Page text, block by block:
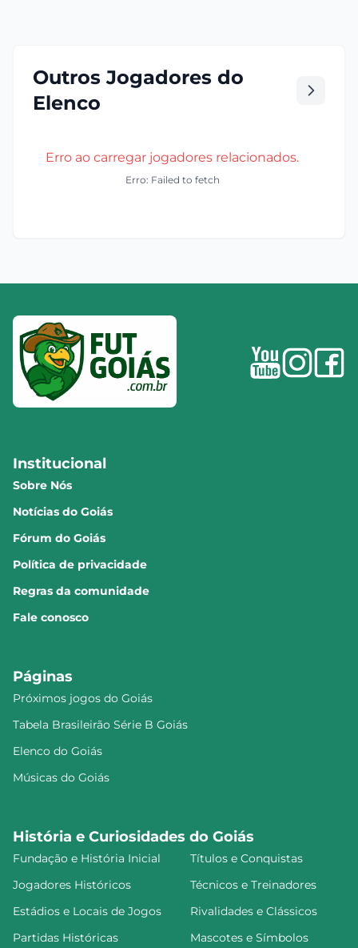
Outros Jogadores do
Elenco
Erro ao carregar jogadores relacionados.
Erro: Failed to fetch
Institucional
Sobre Nós
Notícias do Goiás
Fórum do Goiás
Política de privacidade
Regras da comunidade
Fale conosco
Páginas
Próximos jogos do Goiás
Tabela Brasileirão Série B Goiás
Elenco do Goiás
Músicas do Goiás
História e Curiosidades do Goiás
Fundação e História Inicial
Títulos e Conquistas
Jogadores Históricos
Técnicos e Treinadores
Estádios e Locais de Jogos
Rivalidades e Clássicos
Partidas Históricas
Mascotes e Símbolos